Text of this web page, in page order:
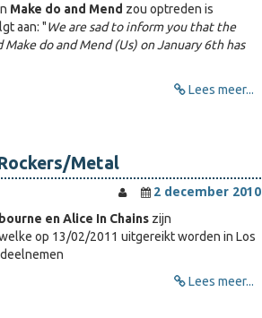
Make do and Mend zou optreden is
aan: "We are sad to inform you that the
do and Mend (Us) on January 6th has
Lees meer...
Metal
2 december 2010
en Alice In Chains zijn
op 13/02/2011 uitgereikt worden in Los
Lees meer...